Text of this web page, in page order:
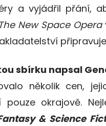
a vyjádřil přání,
The New Space Opera
sbírku napsal
několik cen,
pouze okrajově.
& Science